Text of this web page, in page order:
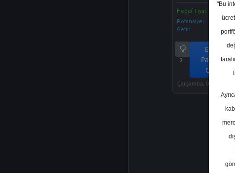
Hedef Fiyat
Potansiyel
Getiri
2
End.
Paralel
Get.
Çarşamba, 06 Ağustos
"Bu